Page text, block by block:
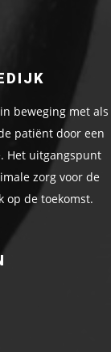
beweging met als
patiënt door een
Het uitgangspunt
zorg voor de
op de toekomst.